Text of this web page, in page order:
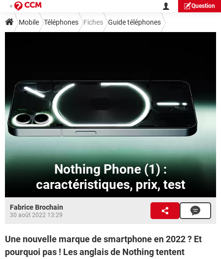
Question
Mobile Téléphones Fiches Guide téléphones
Nothing Phone (1) :
caractéristiques, prix, test
Fabrice Brochain
30 août 2022 13:29
Une nouvelle marque de smartphone en 2022 ? Et
pourquoi pas ! Les anglais de Nothing tentent